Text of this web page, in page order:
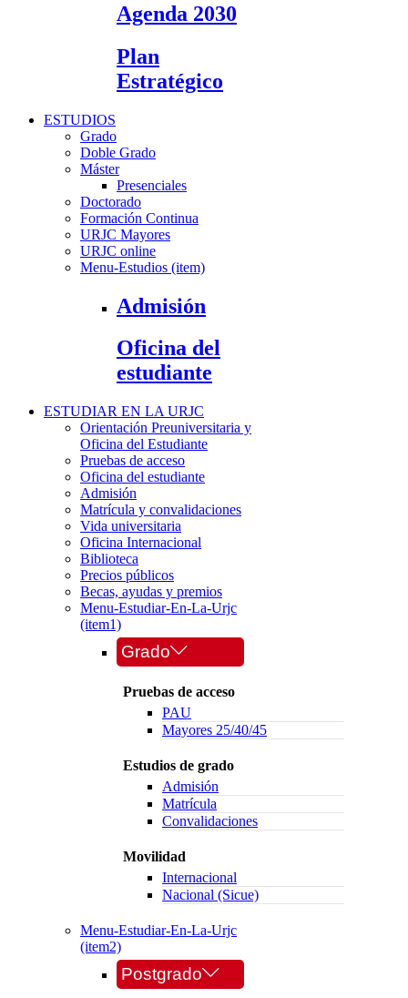
Agenda 2030
Plan
Estratégico
ESTUDIOS
Grado
Doble Grado
Máster
Presenciales
Doctorado
Formación Continua
URJC Mayores
URJC online
Menu-Estudios (item)
Admisión
Oficina del
estudiante
ESTUDIAR EN LA URJC
Orientación Preuniversitaria y
Oficina del Estudiante
Pruebas de acceso
Oficina del estudiante
Admisión
Matrícula y convalidaciones
Vida universitaria
Oficina Internacional
Biblioteca
Precios públicos
Becas, ayudas y premios
Menu-Estudiar-En-La-Urjc
(item1)
Grado
Pruebas de acceso
PAU
Mayores 25/40/45
Estudios de grado
Admisión
Matrícula
Convalidaciones
Movilidad
Internacional
Nacional (Sicue)
Menu-Estudiar-En-La-Urjc
(item2)
Postgrado